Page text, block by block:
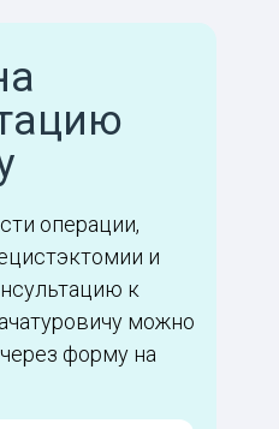
операции,
и
к
можно
форму на